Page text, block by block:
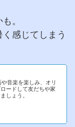
。
感じてしまう
音楽を楽しみ、オリ
ードして友だちや家
しょう。